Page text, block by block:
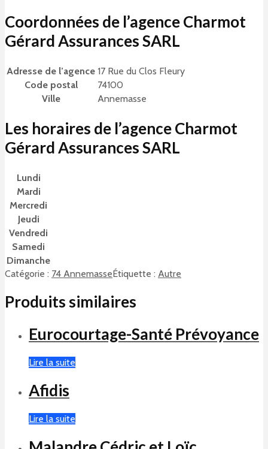
Coordonnées de l’agence Charmot
Gérard Assurances SARL
Adresse de l’agence 17 Rue du Clos Fleury
Code postal
74100
Ville
Annemasse
Les horaires de l’agence Charmot
Gérard Assurances SARL
Lundi
Mardi
Mercredi
Jeudi
Vendredi
Samedi
Dimanche
Catégorie : 74 AnnemasseÉtiquette : Autre
Produits similaires
Eurocourtage-Santé Prévoyance
Lire la suite
Afidis
Lire la suite